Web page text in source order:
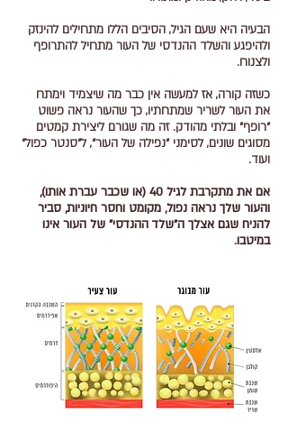
הבעיה היא שעם הגיל, הסיבים הללו מתחילים להינזק
ולהיפגע והשלד ההנדסי של העור מתחיל להתרופף
ולצנוח.
כשזה קורה, אז למעשה אין כבר מה שיצמיד וימתח
את העור לשריר שמתחתיו, כך שהעור נראה פשוט
"רופף" ובלתי מהודק. זה מה שגורם ליצירת קמטים
מסוגים שונים, לסימני "נפילה של העור", ל"סנטר כפול"
ועוד.
אם את מתקרבת לגיל 40 (או שכבר עברת אותו),
והעור שלך נראה נפול, מקומט וחסר חיוניות, סביר
להניח שגם אצלך ה"שלד ההנדסי" של העור אינו
במיטבו.